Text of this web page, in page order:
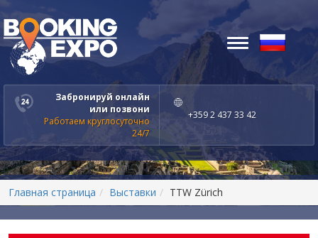
Забронируй онлайн
или позвони
Работаем круглосуточно
24/7
+359 2 437 33 42
Toggle
navigation
Главная страница Выставки TTW Zürich